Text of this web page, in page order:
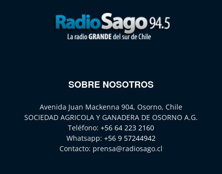
SOBRE NOSOTROS
Avenida Juan Mackenna 904, Osorno, Chile
SOCIEDAD AGRICOLA Y GANADERA DE OSORNO A.G.
Teléfono: +56 64 223 2160
Whatsapp: +56 9 57244942
Contacto: prensa@radiosago.cl